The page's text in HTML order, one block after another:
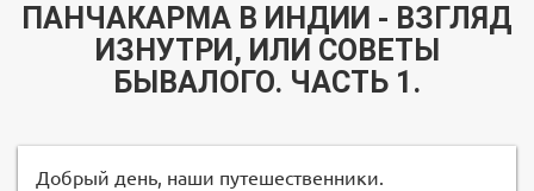
ПАНЧАКАРМА В ИНДИИ - ВЗГЛЯД
ИЗНУТРИ, ИЛИ СОВЕТЫ
БЫВАЛОГО. ЧАСТЬ 1.
Добрый день, наши путешественники.